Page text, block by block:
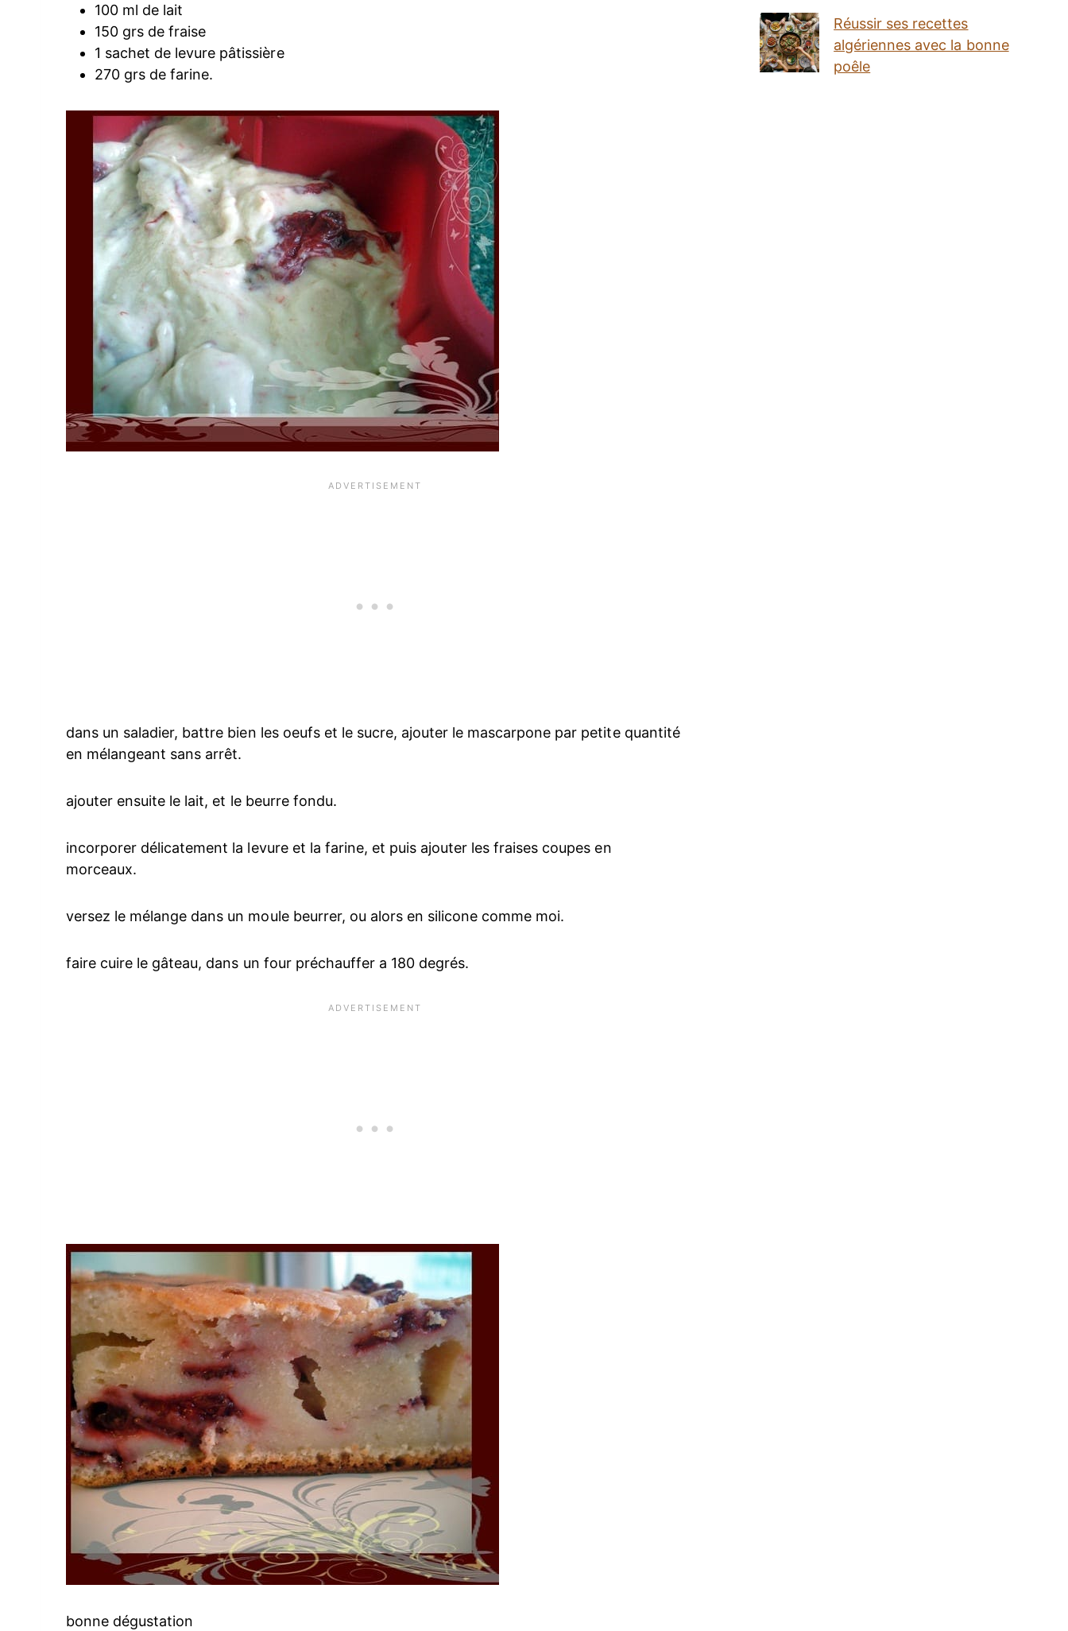
100 ml de lait
150 grs de fraise
1 sachet de levure pâtissière
270 grs de farine.
dans un saladier, battre bien les oeufs et le sucre, ajouter le mascarpone par petite quantité
en mélangeant sans arrêt.
ajouter ensuite le lait, et le beurre fondu.
incorporer délicatement la levure et la farine, et puis ajouter les fraises coupes en
morceaux.
versez le mélange dans un moule beurrer, ou alors en silicone comme moi.
faire cuire le gâteau, dans un four préchauffer a 180 degrés.
bonne dégustation
Réussir ses recettes
algériennes avec la bonne
poêle